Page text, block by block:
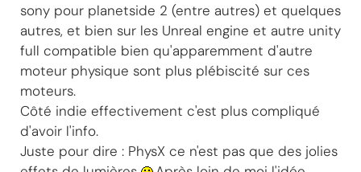
sony pour planetside 2 (entre autres) et quelques
autres, et bien sur les Unreal engine et autre unity
full compatible bien qu'apparemment d'autre
moteur physique sont plus plébiscité sur ces
moteurs.
Côté indie effectivement c'est plus compliqué
d'avoir l'info.
Juste pour dire : PhysX ce n'est pas que des jolies